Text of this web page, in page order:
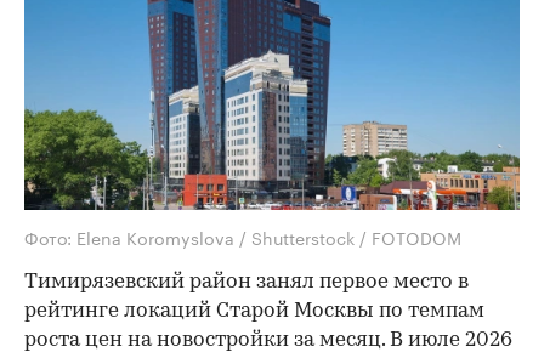
Фото: Elena Koromyslova / Shutterstock / FOTODOM
Тимирязевский район занял первое место в
рейтинге локаций Старой Москвы по темпам
роста цен на новостройки за месяц. В июле 2026